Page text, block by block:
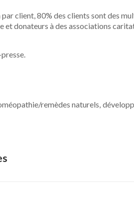
client, 80% des clients sont des
et donateurs à des associations
remèdes naturels,